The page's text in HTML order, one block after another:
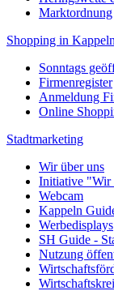
Marktordnung
Shopping in Kappeln
Sonntags
Firmenregister
Anmeldung
Online
Stadtmarketing
Wir über uns
Initiative "Wir
Webcam
Kappeln
Werbedisplays
SH Guide -
Nutzung